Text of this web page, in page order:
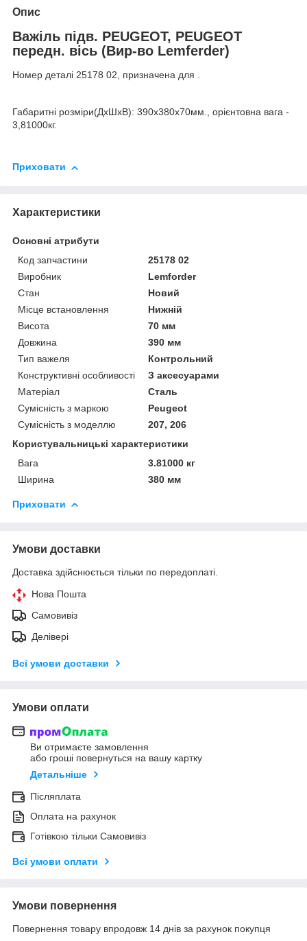
Опис
Важіль підв. PEUGEOT, PEUGEOT
передн. вісь (Вир-во Lemferder)
Номер деталі 25178 02, призначена для .
Габаритні розміри(ДхШхВ): 390x380x70мм., орієнтовна вага -
3,81000кг.
Приховати
Характеристики
Основні атрибути
Код запчастини
25178 02
Виробник
Lemforder
Стан
Новий
Місце встановлення
Нижній
Висота
70 мм
Довжина
390 мм
Тип важеля
Контрольний
Конструктивні особливості
З аксесуарами
Матеріал
Сталь
Сумісність з маркою
Peugeot
Сумісність з моделлю
207, 206
Користувальницькі характеристики
Вага
3.81000 кг
Ширина
380 мм
Приховати
Умови доставки
Доставка здійснюється тільки по передоплаті.
Нова Пошта
Самовивіз
Делівері
Всі умови доставки
Умови оплати
Ви отримаєте замовлення
або гроші повернуться на вашу картку
Детальніше
Післяплата
Оплата на рахунок
Готівкою тільки Самовивіз
Всі умови оплати
Умови повернення
Повернення товару впродовж 14 днів за рахунок покупця